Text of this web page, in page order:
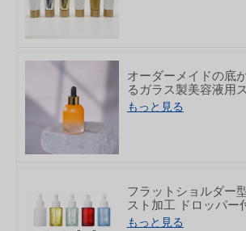
オーダーメイドの底
るガラス製美容液用
30ml
もっと見る
フラットショルダー
スト加工 ドロッパー
ラス瓶 10/30/50/60/
もっと見る